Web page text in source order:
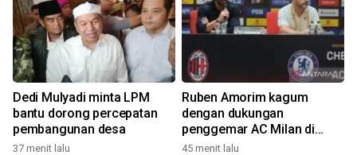
Dedi Mulyadi minta LPM
bantu dorong percepatan
pembangunan desa
37 menit lalu
Ruben Amorim kagum
dengan dukungan
penggemar AC Milan di
Indonesia
45 menit lalu